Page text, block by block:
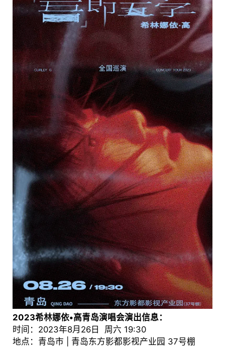
2023希林娜依•高青岛演唱会演出信息：
时间：2023年8月26日 周六 19:30
地点：青岛市 | 青岛东方影都影视产业园 37号棚